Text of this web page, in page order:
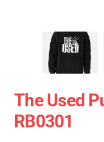
The Used
RB0301